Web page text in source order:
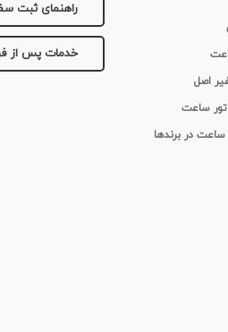
راهنمای ثبت
خدمات پس از
اصل
ساعت
در برندها